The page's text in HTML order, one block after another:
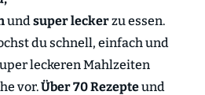
undsuper leckerzu essen.
du schnell, einfach und
leckeren Mahlzeiten
vor.Über 70 Rezepteund